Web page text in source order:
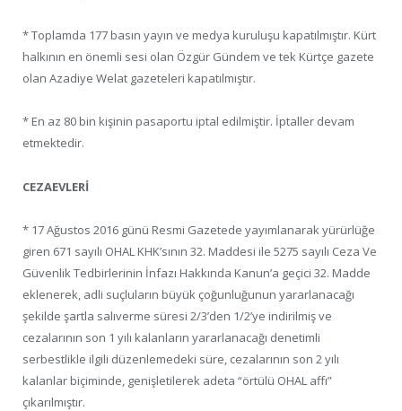
* Toplamda 177 basın yayın ve medya kuruluşu kapatılmıştır. Kürt
halkının en önemli sesi olan Özgür Gündem ve tek Kürtçe gazete
olan Azadiye Welat gazeteleri kapatılmıştır.
* En az 80 bin kişinin pasaportu iptal edilmiştir. İptaller devam
etmektedir.
CEZAEVLERİ
* 17 Ağustos 2016 günü Resmi Gazetede yayımlanarak yürürlüğe
giren 671 sayılı OHAL KHK’sının 32. Maddesi ile 5275 sayılı Ceza Ve
Güvenlik Tedbirlerinin İnfazı Hakkında Kanun’a geçici 32. Madde
eklenerek, adli suçluların büyük çoğunluğunun yararlanacağı
şekilde şartla salıverme süresi 2/3’den 1/2’ye indirilmiş ve
cezalarının son 1 yılı kalanların yararlanacağı denetimli
serbestlikle ilgili düzenlemedeki süre, cezalarının son 2 yılı
kalanlar biçiminde, genişletilerek adeta “örtülü OHAL affı”
çıkarılmıştır.